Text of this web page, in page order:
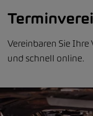
Vereinbaren Sie
und schnell online.